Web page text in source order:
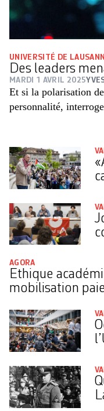
UNIVERSITÉ DE
Des leaders
MARDI 1 AVRIL 2025
Et si la polarisation
personnalité,
AGORA
Ethique
mobilisation